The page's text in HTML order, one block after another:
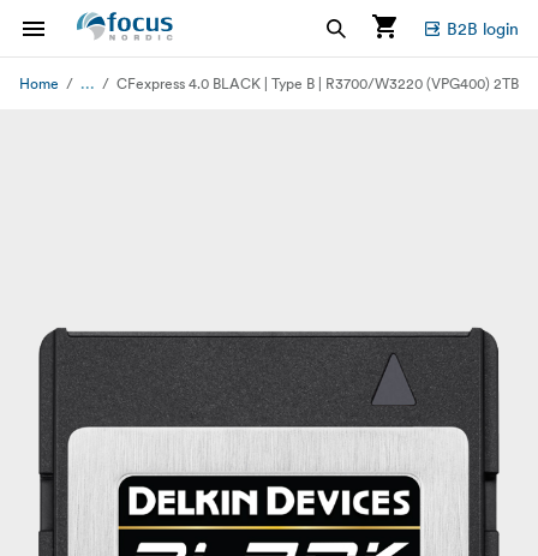
B2B login
Home ... CFexpress 4.0 BLACK | Type B | R3700/W3220 (VPG400) 2TB